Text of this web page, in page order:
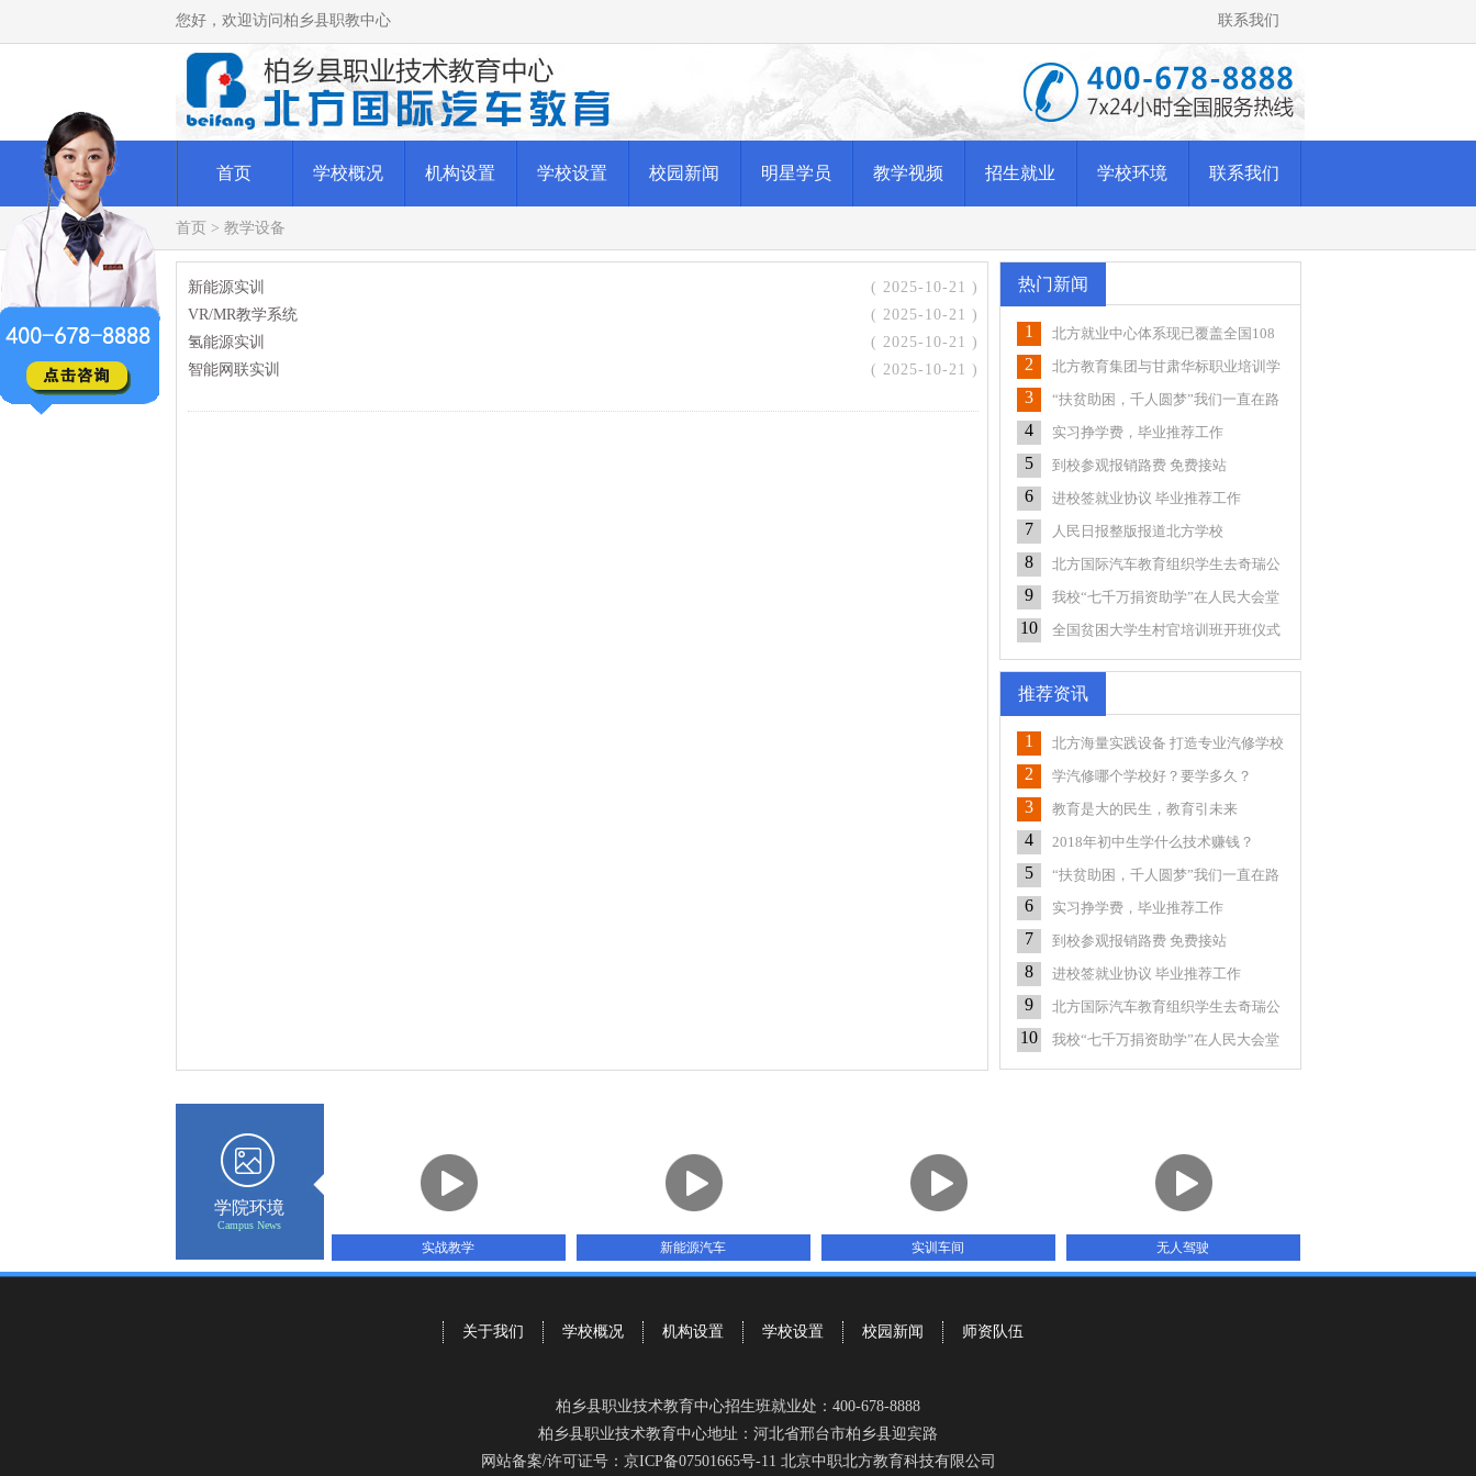
您好，欢迎访问柏乡县职教中心 联系我们
首页 学校概况 机构设置 学校设置 校园新闻 明星学员 教学视频 招生就业 学校环境 联系我们
首页 > 教学设备
新能源实训
( 2025-10-21 )
VR/MR教学系统
( 2025-10-21 )
氢能源实训
( 2025-10-21 )
智能网联实训
( 2025-10-21 )
热门新闻
1
北方就业中心体系现已覆盖全国108
个城市
2
北方教育集团与甘肃华标职业培训学
校签署合
3
“扶贫助困，千人圆梦”我们一直在路
上
4 实习挣学费，毕业推荐工作
5 到校参观报销路费 免费接站
6 进校签就业协议 毕业推荐工作
7 人民日报整版报道北方学校
8
北方国际汽车教育组织学生去奇瑞公
司实习
9
我校“七千万捐资助学”在人民大会堂
正式启
10
全国贫困大学生村官培训班开班仪式
推荐资讯
1 北方海量实践设备 打造专业汽修学校
2 学汽修哪个学校好？要学多久？
3 教育是大的民生，教育引未来
4 2018年初中生学什么技术赚钱？
5
“扶贫助困，千人圆梦”我们一直在路
上
6 实习挣学费，毕业推荐工作
7 到校参观报销路费 免费接站
8 进校签就业协议 毕业推荐工作
9
北方国际汽车教育组织学生去奇瑞公
司实习
10
我校“七千万捐资助学”在人民大会堂
学院环境
Campus News
实战教学 新能源汽车 实训车间 无人驾驶
关于我们 学校概况 机构设置 学校设置 校园新闻 师资队伍
柏乡县职业技术教育中心招生班就业处：400-678-8888
柏乡县职业技术教育中心地址：河北省邢台市柏乡县迎宾路
网站备案/许可证号：京ICP备07501665号-11 北京中职北方教育科技有限公司